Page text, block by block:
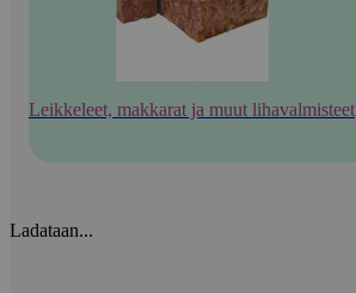
Leikkeleet, makkarat ja muut lihavalmisteet
Ladataan...